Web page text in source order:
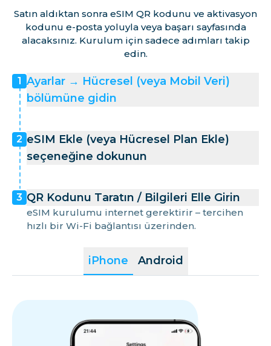
Satın aldıktan sonra eSIM QR kodunu ve aktivasyon
kodunu e-posta yoluyla veya başarı sayfasında
alacaksınız. Kurulum için sadece adımları takip
edin.
iPhone Android
1
Ayarlar → Hücresel (veya Mobil Veri)
bölümüne gidin
2 eSIM Ekle (veya Hücresel Plan Ekle)
seçeneğine dokunun
3 QR Kodunu Taratın / Bilgileri Elle Girin
eSIM kurulumu internet gerektirir – tercihen
hızlı bir Wi-Fi bağlantısı üzerinden.